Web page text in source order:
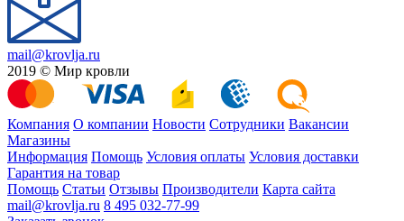
mail@krovlja.ru
2019 © Мир кровли
Компания О компании Новости Сотрудники Вакансии
Магазины
Информация Помощь Условия оплаты Условия доставки
Гарантия на товар
Помощь Статьи Отзывы Производители Карта сайта
mail@krovlja.ru 8 495 032-77-99